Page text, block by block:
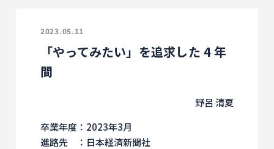
2023.05.11
「やってみたい」を追求した 4 年
間
野呂 清夏
卒業年度：2023年3月
進路先 ：日本経済新聞社